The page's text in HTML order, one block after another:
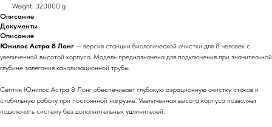
Weight: 320000 g
Описание
Документы
Описание
Юнилос Астра 8 Лонг — версия станции биологической очистки для 8 человек с
увеличенной высотой корпуса. Модель предназначена для подключения при значительной
глубине залегания канализационной трубы.
Септик Юнилос Астра 8 Лонг обеспечивает глубокую аэрационную очистку стоков и
стабильную работу при постоянной нагрузке. Увеличенная высота корпуса позволяет
подключать систему без дополнительных удлинителей.